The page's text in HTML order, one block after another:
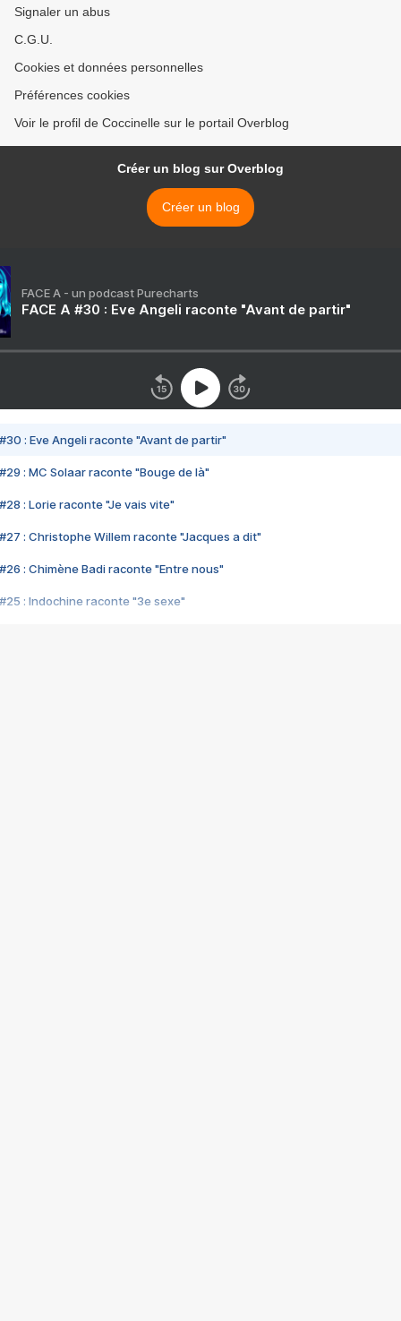
Signaler un abus
C.G.U.
Cookies et données personnelles
Préférences cookies
Voir le profil de Coccinelle sur le portail Overblog
Créer un blog sur Overblog
Créer un blog
FACE A - un podcast Purecharts
FACE A #30 : Eve Angeli raconte "Avant de partir"
#30 : Eve Angeli raconte "Avant de partir"
#29 : MC Solaar raconte "Bouge de là"
#28 : Lorie raconte "Je vais vite"
#27 : Christophe Willem raconte "Jacques a dit"
#26 : Chimène Badi raconte "Entre nous"
#25 : Indochine raconte "3e sexe"